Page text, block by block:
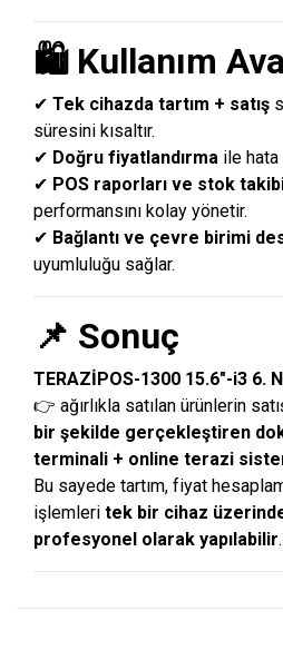
🛍️ Kullanım
✔ Tek cihazda tartım + satış
süresini kısaltır.
✔ Doğru fiyatlandırma ile hata
✔ POS raporları ve stok
performansını kolay yönetir.
✔ Bağlantı ve çevre birimi
uyumluluğu sağlar.
📌 Sonuç
TERAZİPOS-1300 15.6″-i3 6.
👉 ağırlıkla satılan ürünlerin
bir şekilde gerçekleştiren
terminali + online terazi
Bu sayede tartım, fiyat
işlemleri tek bir cihaz
profesyonel olarak yapılabilir.